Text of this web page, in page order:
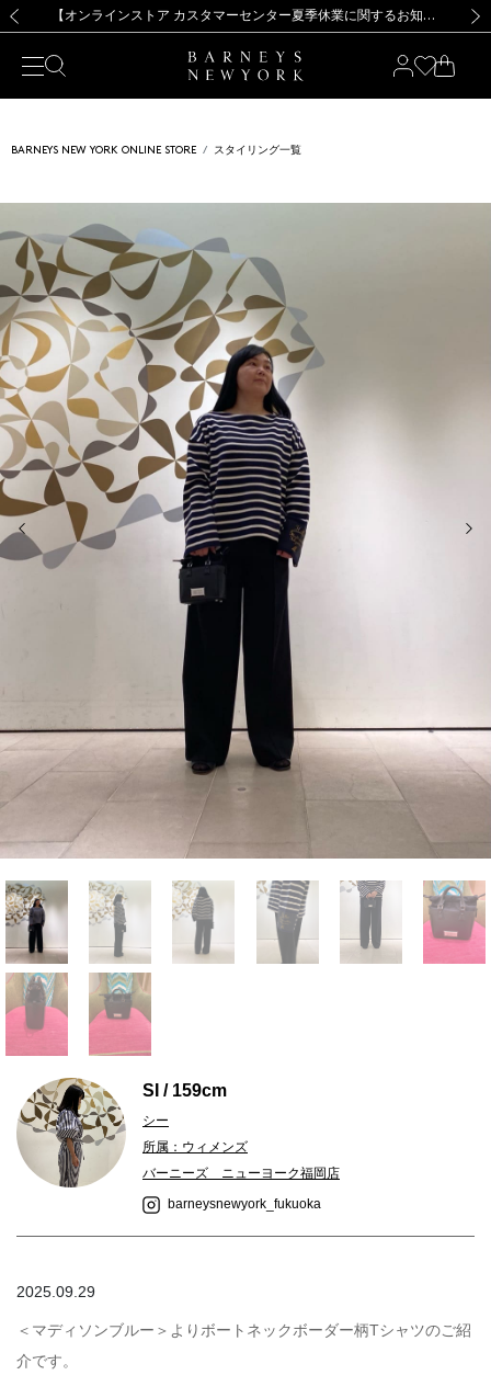
新規登録のお客様も対象！＜MY BARNEYS＞会員のお客様は11,000円（税込）以上のお買上げで常時送料無料！お買い物の際は会員登録を！
【夏季休業に伴う出荷一時停止のお知らせ】(2026.8.7) 【オンラインストア カスタマーセンター夏季休業に関するお知らせ】（2026.8.7）
【夏季休業に伴う返品・交換承り一時停止のお知らせ】（2026.8.5）
熊本県を中心とした地震の影響によるお荷物のお届けについて
【開催中】SUMMER SALEのご案内・ご注意事項 新規登録のお客様も対象！＜MY BARNEYS＞会員のお客様は11,000円（税込）以上のお買上げで常時送料無料！お買い物の際は会員登録を！
【夏季休業に伴う出荷一時停止のお知らせ】(2026.8.7)
BARNEYS NEW YORK ONLINE STORE スタイリング一覧
前の画像
SI / 159cm
シー
所属：ウィメンズ
バーニーズ ニューヨーク福岡店
barneysnewyork_fukuoka
2025.09.29
＜マディソンブルー＞よりボートネックボーダー柄Tシャツのご紹
介です。